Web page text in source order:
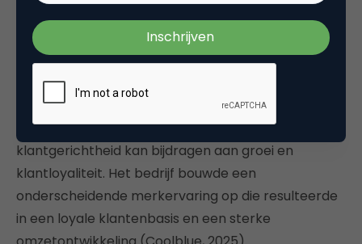
te trekken, conversie te verbeteren en bestaande
klanten vast te houden. Bedrijven die marketing
centraal stellen, groeien sneller en bouwen
sterkere merken. Coolblue laat bijvoorbeeld zien
hoe een sterke focus op marketing en
klantgerichtheid kan bijdragen aan groei en
klantloyaliteit. Het bedrijf bouwde een
onderscheidende merkervaring op die resulteerde
in een loyale klantenbasis en een sterke